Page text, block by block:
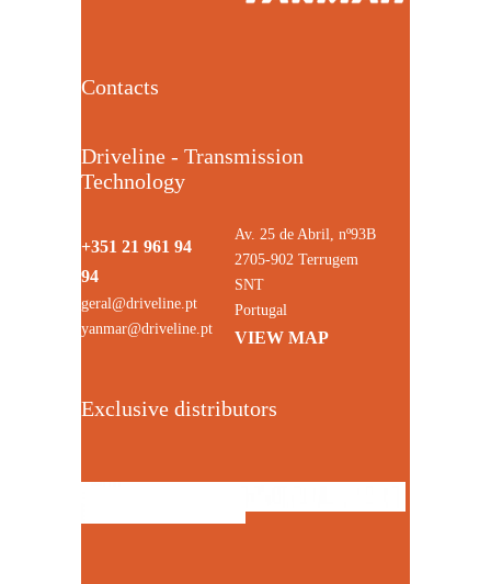
Contacts
Driveline - Transmission
Technology
+351 21 961 94
94
geral@driveline.pt
yanmar@driveline.pt
Av. 25 de Abril, nº93B
2705-902 Terrugem
SNT
Portugal
VIEW MAP
Exclusive distributors